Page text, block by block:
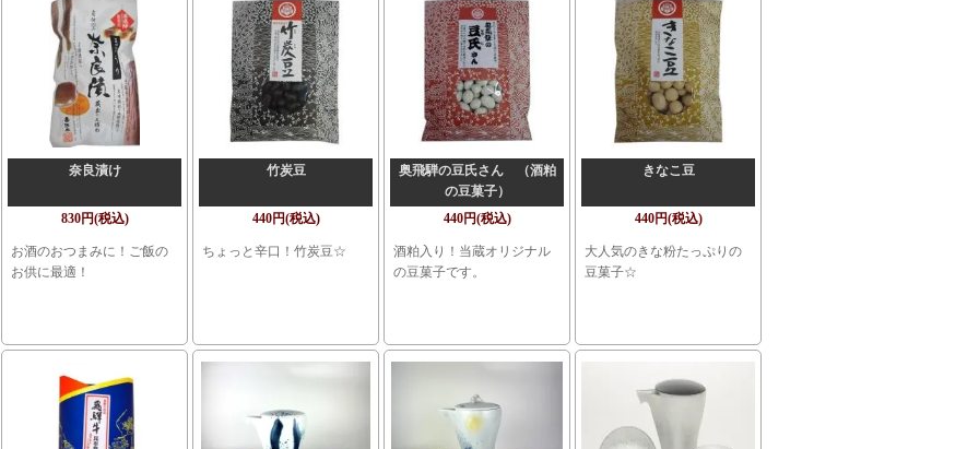
奈良漬け
830円(税込)
お酒のおつまみに！ご飯の
お供に最適！
竹炭豆
440円(税込)
ちょっと辛口！竹炭豆☆
奥飛騨の豆氏さん （酒粕
の豆菓子）
440円(税込)
酒粕入り！当蔵オリジナル
の豆菓子です。
きなこ豆
440円(税込)
大人気のきな粉たっぷりの
豆菓子☆